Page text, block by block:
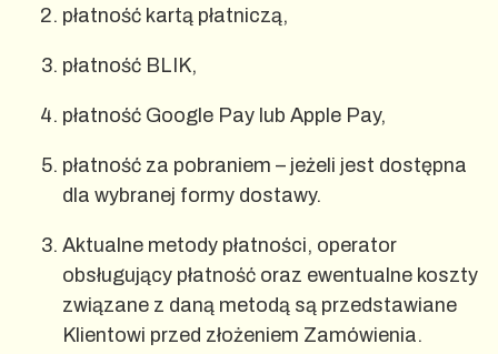
płatność kartą płatniczą,
płatność BLIK,
płatność Google Pay lub Apple Pay,
płatność za pobraniem – jeżeli jest dostępna
dla wybranej formy dostawy.
Aktualne metody płatności, operator
obsługujący płatność oraz ewentualne koszty
związane z daną metodą są przedstawiane
Klientowi przed złożeniem Zamówienia.